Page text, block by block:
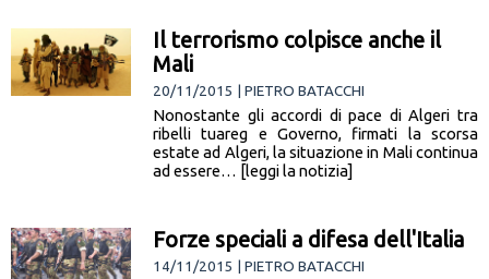
Il terrorismo colpisce anche il
Mali
20/11/2015 | PIETRO BATACCHI
Nonostante gli accordi di pace di Algeri tra
ribelli tuareg e Governo, firmati la scorsa
estate ad Algeri, la situazione in Mali continua
ad essere… [leggi la notizia]
Forze speciali a difesa dell'Italia
14/11/2015 | PIETRO BATACCHI